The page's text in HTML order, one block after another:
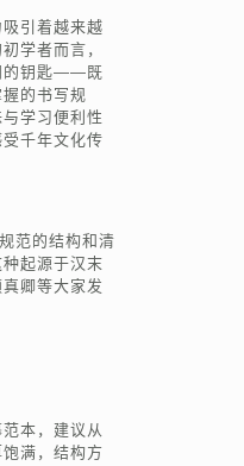
引着越来越
学者而言，
的钥匙——既
的书写规
学习便利性
千年文化传
范的结构和清
起源于汉末
卿等大家发
本，建议从
满，结构方